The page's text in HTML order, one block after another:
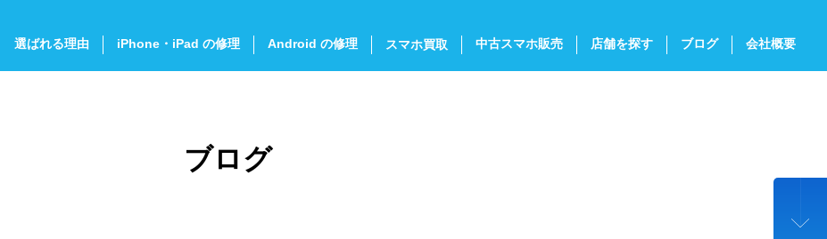
選ばれる理由 iPhone・iPad の修理 Android の修理 スマホ買取 中古スマホ販売 店舗を探す ブログ 会社概要
ブログ